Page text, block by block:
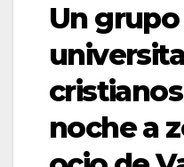
Un grupo
noche a